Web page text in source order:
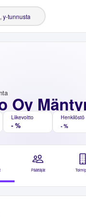
Oy
Liikevoitto
- %
Henkilöstö
- %
Päättäjät